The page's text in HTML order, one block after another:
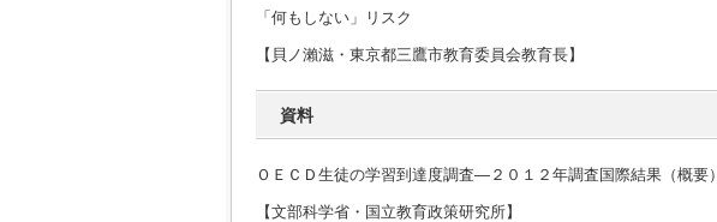
「何もしない」リスク
【貝ノ瀨滋・東京都三鷹市教育委員会教育長】
資料
ＯＥＣＤ生徒の学習到達度調査―２０１２年調査国際結果（概要）
【文部科学省・国立教育政策研究所】